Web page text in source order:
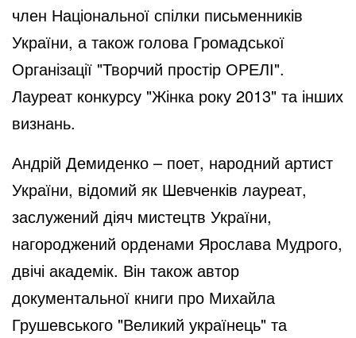
член Національної спілки письменників
України, а також голова Громадської
Організації "Творчий простір ОРЕЛІ".
Лауреат конкурсу "Жінка року 2013" та інших
визнань.
Андрій Демиденко – поет, народний артист
України, відомий як Шевченків лауреат,
заслужений діяч мистецтв України,
нагороджений орденами Ярослава Мудрого,
двічі академік. Він також автор
документальної книги про Михайла
Грушевського "Великий українець" та